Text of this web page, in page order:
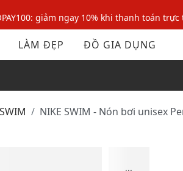
giảm ngay 10% khi thanh toán trực
- Giảm 10% đơn đầu cho thành
giảm ngay 10% khi thanh toán trực
LÀM ĐẸP ĐỒ GIA DỤNG
SWIM NIKE SWIM - Nón bơi unisex
...